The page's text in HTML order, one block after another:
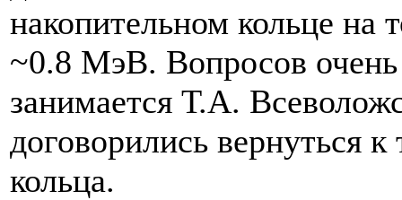
накопительном кольце на
~0.8 МэВ. Вопросов очень
занимается Т.А.
договорились вернуться
кольца.